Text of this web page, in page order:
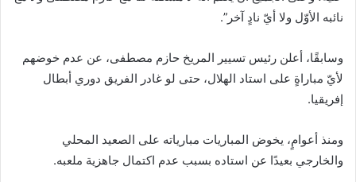
نائبه الأوّل ولا أيّ نادٍ آخر”.
وسابقًا، أعلن رئيس تسيير المريخ حازم مصطفى، عن عدم خوضهم
لأيّ مباراةٍ على استاد الهلال، حتى لو غادر الفريق دوري أبطال
إفريقيا.
ومنذ أعوامٍ، يخوض المباريات مبارياته على الصعيد المحلي
والخارجي بعيدًا عن استاده بسبب عدم اكتمال جاهزية ملعبه.